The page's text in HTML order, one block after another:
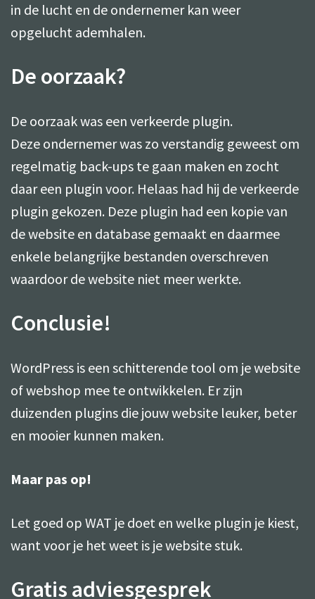
in de lucht en de ondernemer kan weer
opgelucht ademhalen.
De oorzaak?
De oorzaak was een verkeerde plugin.
Deze ondernemer was zo verstandig geweest om
regelmatig back-ups te gaan maken en zocht
daar een plugin voor. Helaas had hij de verkeerde
plugin gekozen. Deze plugin had een kopie van
de website en database gemaakt en daarmee
enkele belangrijke bestanden overschreven
waardoor de website niet meer werkte.
Conclusie!
WordPress is een schitterende tool om je website
of webshop mee te ontwikkelen. Er zijn
duizenden plugins die jouw website leuker, beter
en mooier kunnen maken.
Maar pas op!
Let goed op WAT je doet en welke plugin je kiest,
want voor je het weet is je website stuk.
Gratis adviesgesprek